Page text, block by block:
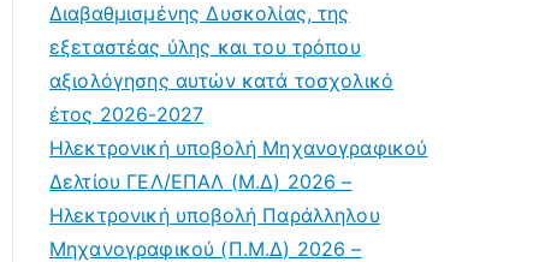
Διαβαθμισμένης Δυσκολίας, της
εξεταστέας ύλης και του τρόπου
αξιολόγησης αυτών κατά τοσχολικό
έτος 2026-2027
Ηλεκτρονική υποβολή Μηχανογραφικού
Δελτίου ΓΕΛ/ΕΠΑΛ (Μ.Δ) 2026 –
Ηλεκτρονική υποβολή Παράλληλου
Μηχανογραφικού (Π.Μ.Δ) 2026 –